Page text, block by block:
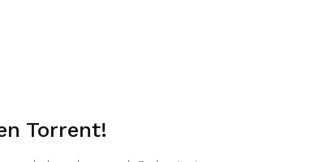
Torrent!